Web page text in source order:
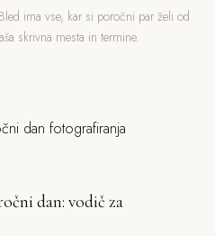
ima vse, kar si poročni par želi od
skrivna mesta in termine.
dan: vodič za